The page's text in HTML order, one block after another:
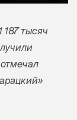
187 тысяч